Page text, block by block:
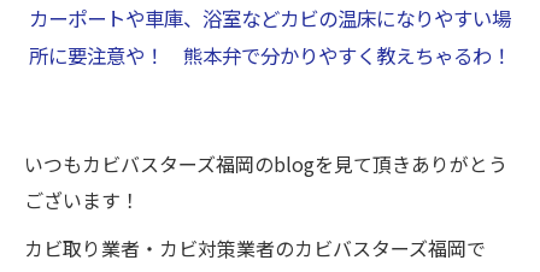
カーポートや車庫、浴室などカビの温床になりやすい場
所に要注意や！ 熊本弁で分かりやすく教えちゃるわ！
いつもカビバスターズ福岡のblogを見て頂きありがとう
ございます！
カビ取り業者・カビ対策業者のカビバスターズ福岡で